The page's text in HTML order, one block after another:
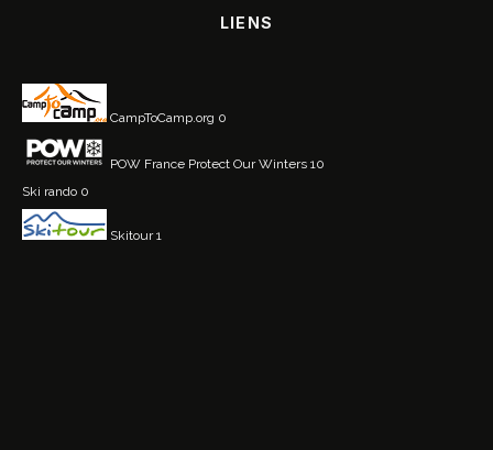
LIENS
CampToCamp.org 0
POW France Protect Our Winters 10
Ski rando 0
Skitour1